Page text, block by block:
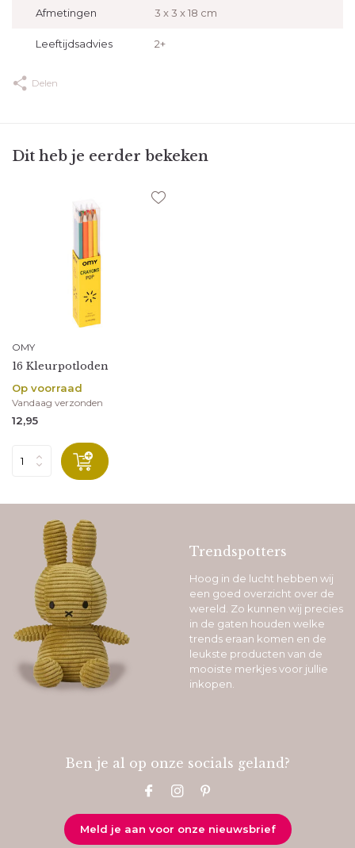
Afmetingen 3 x 3 x 18 cm
Leeftijdsadvies 2+
Delen
Dit heb je eerder bekeken
OMY
16 Kleurpotloden
Op voorraad
Vandaag verzonden
12,95
Trendspotters
Hoog in de lucht hebben wij
een goed overzicht over de
wereld. Zo kunnen wij precies
in de gaten houden welke
trends eraan komen en de
leukste producten van de
mooiste merkjes voor jullie
inkopen.
Ben je al op onze socials geland?
Meld je aan voor onze nieuwsbrief